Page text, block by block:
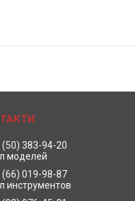
(50) 383-94-20
моделей
(66) 019-98-87
инструментов